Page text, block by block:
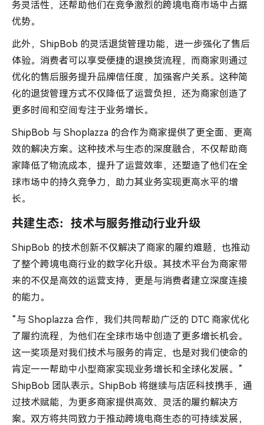
务灵活性，还帮助他们在竞争激烈的跨境电商市场中占据
优势。
此外，ShipBob 的灵活退货管理功能，进一步强化了售后
体验。消费者可以享受便捷的退换货流程，而商家则通过
优化的售后服务提升品牌信任度，加强客户关系。这种简
化的退货管理方式不仅降低了运营负担，还为商家创造了
更多时间和空间专注于业务增长。
ShipBob 与 Shoplazza 的合作为商家提供了更全面、更高
效的解决方案。这种技术与生态的深度融合，不仅帮助商
家降低了物流成本，提升了运营效率，还塑造了他们在全
球市场中的持久竞争力，助力其业务实现更高水平的增
长。
共建生态：技术与服务推动行业升级
ShipBob 的技术创新不仅解决了商家的履约难题，也推动
了整个跨境电商行业的数字化升级。其技术平台为商家带
来的不仅是高效的运营支持，更是与消费者建立深度连接
的能力。
“与 Shoplazza 合作，我们共同帮助广泛的 DTC 商家优化
了履约流程，为他们在全球市场中创造了更多增长机会。
这一奖项是对我们技术与服务的肯定，也是对我们使命的
肯定——帮助中小型商家实现业务增长和全球化发展。”
ShipBob 团队表示。ShipBob 将继续与店匠科技携手，通
过技术赋能，为更多商家提供高效、灵活的履约解决方
案。双方将共同致力于推动跨境电商生态的可持续发展，